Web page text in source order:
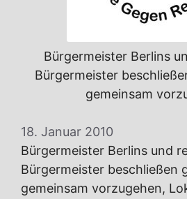
Bürgermeister Berlins
Bürgermeister
gemeinsam
18. Januar 2010
Bürgermeister Berlins und
Bürgermeister beschließen
gemeinsam vorzugehen,